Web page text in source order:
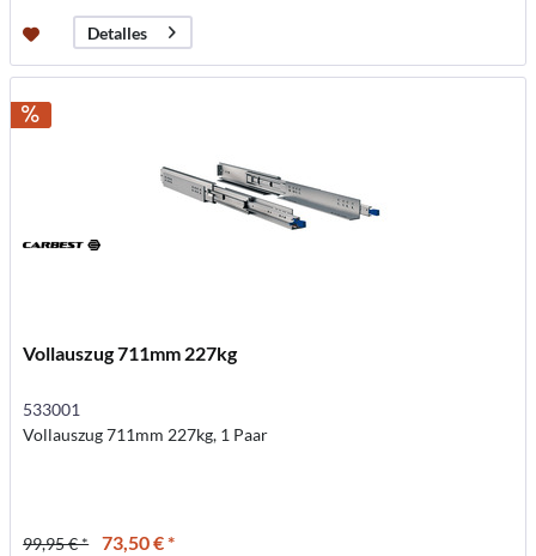
Detalles
Vollauszug 711mm 227kg
533001
Vollauszug 711mm 227kg, 1 Paar
99,95 € * 73,50 € *